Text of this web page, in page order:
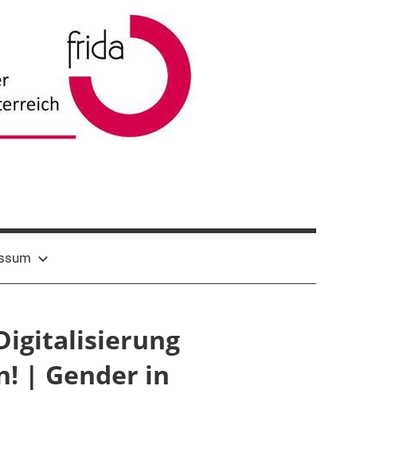
| Gender in